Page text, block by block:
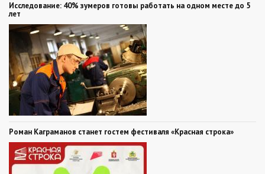
Исследование: 40% зумеров готовы работать на одном месте до 5
лет
Роман Каграманов станет гостем фестиваля «Красная строка»